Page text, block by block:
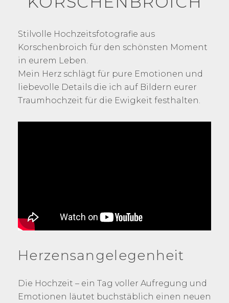
Stilvolle Hochzeitsfotografie aus
Korschenbroich für den schönsten Moment
in eurem Leben.
Mein Herz schlägt für pure Emotionen und
liebevolle Details die ich auf Bildern eurer
Traumhochzeit für die Ewigkeit festhalten.
Herzensangelegenheit
Die Hochzeit – ein Tag voller Aufregung und
Emotionen läutet buchstäblich einen neuen